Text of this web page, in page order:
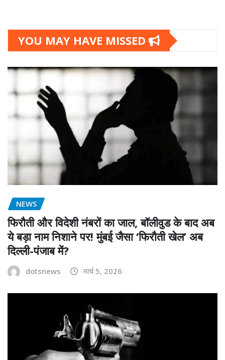
YOU MAY HAVE MISSED
NEWS
फिरौती और विदेशी नंबरों का जाल, बॉलीवुड के बाद अब
ये बड़ा नाम निशाने पर! मुंबई जैसा ‘फिरौती खेल’ अब
दिल्ली-पंजाब में?
dotsnews मार्च 5, 2026